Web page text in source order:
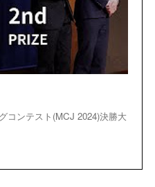
コンテスト(MCJ 2024)決勝大